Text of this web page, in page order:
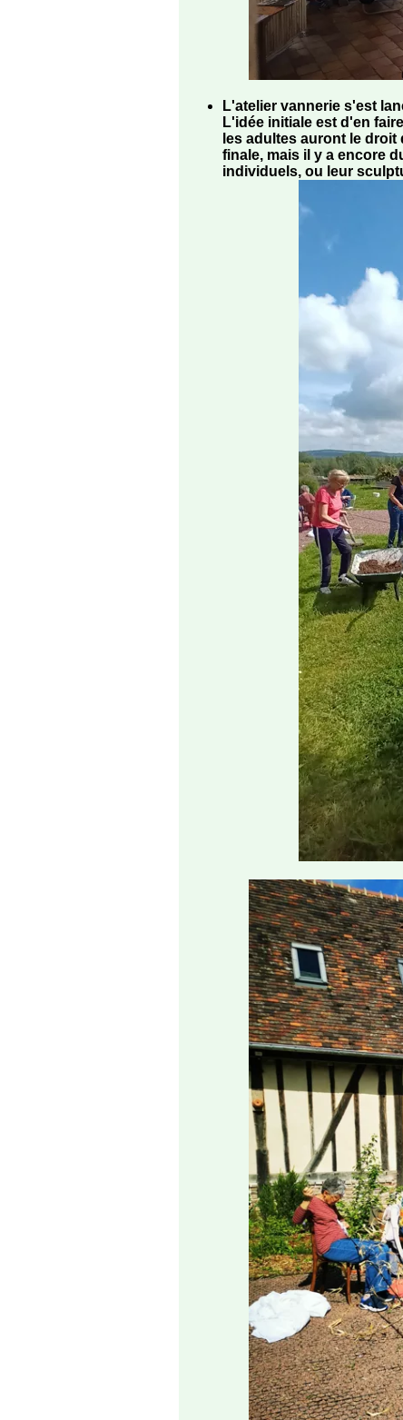
L'atelier vannerie s'est
L'idée initiale est d'en
les adultes auront le
finale, mais il y a encore
individuels, ou leur